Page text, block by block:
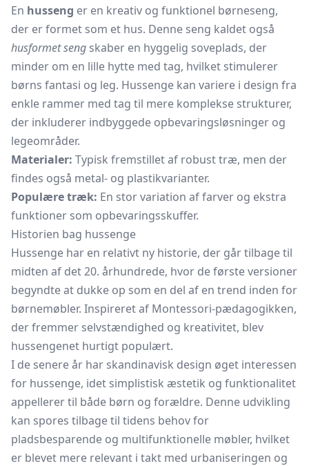
En husseng er en kreativ og funktionel børneseng,
der er formet som et hus. Denne seng kaldet også
husformet seng skaber en hyggelig soveplads, der
minder om en lille hytte med tag, hvilket stimulerer
børns fantasi og leg. Hussenge kan variere i design fra
enkle rammer med tag til mere komplekse strukturer,
der inkluderer indbyggede opbevaringsløsninger og
legeområder.
Materialer: Typisk fremstillet af robust træ, men der
findes også metal- og plastikvarianter.
Populære træk: En stor variation af farver og ekstra
funktioner som opbevaringsskuffer.
Historien bag hussenge
Hussenge har en relativt ny historie, der går tilbage til
midten af det 20. århundrede, hvor de første versioner
begyndte at dukke op som en del af en trend inden for
børnemøbler. Inspireret af Montessori-pædagogikken,
der fremmer selvstændighed og kreativitet, blev
hussengenet hurtigt populært.
I de senere år har skandinavisk design øget interessen
for hussenge, idet simplistisk æstetik og funktionalitet
appellerer til både børn og forældre. Denne udvikling
kan spores tilbage til tidens behov for
pladsbesparende og multifunktionelle møbler, hvilket
er blevet mere relevant i takt med urbaniseringen og